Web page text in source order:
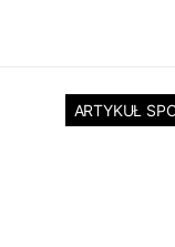
ARTYKUŁ